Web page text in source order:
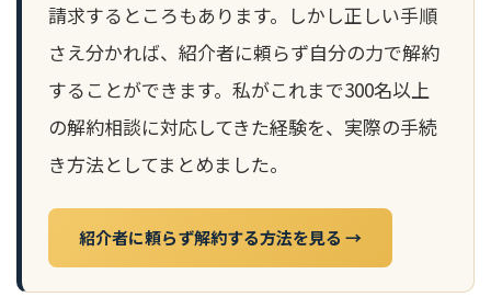
請求するところもあります。しかし正しい手順
さえ分かれば、紹介者に頼らず自分の力で解約
することができます。私がこれまで300名以上
の解約相談に対応してきた経験を、実際の手続
き方法としてまとめました。
紹介者に頼らず解約する方法を見る →